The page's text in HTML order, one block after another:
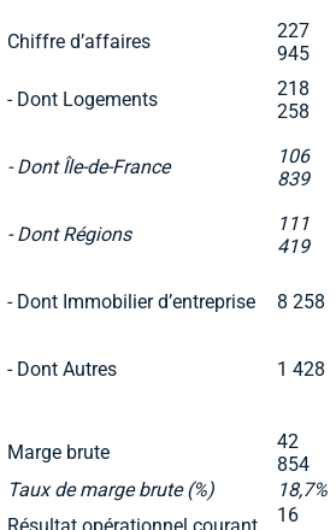
Chiffre d’affaires
227
945
- Dont Logements
218
258
- Dont Île-de-France
106
839
- Dont Régions
111
419
- Dont Immobilier d’entreprise 8 258
- Dont Autres 1 428
Marge brute
42
854
Taux de marge brute (%)
18,7%
16